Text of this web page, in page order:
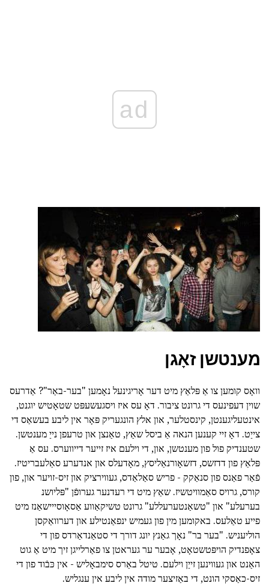
ad
מענטשן זאָגן
וואָס קומען צו אַ פּלאַץ מיט דער אָריגינעל נאָמען "בער-באַר"? אַדרעס
שוין דעפינעס די גרונט ציבור. דאָ עס איז ויסגעשעפּט שטאָטיש יוגנט,
אינטעליגענטן, קינסטלער, און אלץ הונגעריק פּאָר אין ליבע בעשאַס די
צייַט. דאָ זיי קענען הנאה אַ ביסל שאַץ, טאַנצן און טרעפן נייַ מענטשן.
שטענדיק פול פון מענטשן, און, די וילעם איז זייער דייווערס. עס אַ
פּלאַץ פון דדזשס, דזשאָורנאַליסץ, מאָדעלס און אנדערע סאַלעבריטיז.
פֿאַר פאַנס פון סנאַקק - פריש סאַלאַדס, געווירציק און זיס-זויער און, פון
קורס, גרויס סאַמוויטשיז. שאַץ מיט די רעדנער גערופֿן "פּליושנ
בערעלע" און "טשאַנטערעללע" גרונט טשיקאַווע אַסאָוסייישאַנז מיט
פייע טאַלעס. באקומען מין פון געמיש ינפאַנטילע און דערוואַקסן
הוליעניש. "בער בר" נאָך גאַנץ יונג דורך די סטאַנדאַרדס פון די
צאָפנדיק הויפּטשטאָט, אָבער ער געראטן צו פאַרלייגן זיך מיט אַ גוט
האַנט און געווינען זייַן וילעם. טיטל באַרס סימבאָליש - אין כּבֿוד פון די
זיס-כאַסקי הונט, די באַזיצער מודה אין ליבע אין ענגליש.